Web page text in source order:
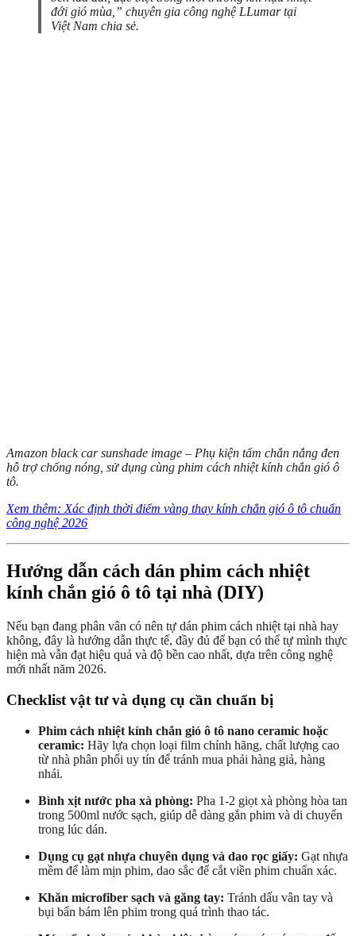
đới gió mùa,” chuyên gia công nghệ LLumar tại
Việt Nam chia sẻ.
Amazon black car sunshade image – Phụ kiện tấm chắn nắng đen
hỗ trợ chống nóng, sử dụng cùng phim cách nhiệt kính chắn gió ô
tô.
Xem thêm: Xác định thời điểm vàng thay kính chắn gió ô tô chuẩn
công nghệ 2026
Hướng dẫn cách dán phim cách nhiệt
kính chắn gió ô tô tại nhà (DIY)
Nếu bạn đang phân vân có nên tự dán phim cách nhiệt tại nhà hay
không, đây là hướng dẫn thực tế, đầy đủ để bạn có thể tự mình thực
hiện mà vẫn đạt hiệu quả và độ bền cao nhất, dựa trên công nghệ
mới nhất năm 2026.
Checklist vật tư và dụng cụ cần chuẩn bị
Phim cách nhiệt kính chắn gió ô tô nano ceramic hoặc
ceramic: Hãy lựa chọn loại film chính hãng, chất lượng cao
từ nhà phân phối uy tín để tránh mua phải hàng giả, hàng
nhái.
Bình xịt nước pha xà phòng: Pha 1-2 giọt xà phòng hòa tan
trong 500ml nước sạch, giúp dễ dàng gắn phim và di chuyển
trong lúc dán.
Dụng cụ gạt nhựa chuyên dụng và dao rọc giấy: Gạt nhựa
mềm để làm mịn phim, dao sắc để cắt viền phim chuẩn xác.
Khăn microfiber sạch và găng tay: Tránh dấu vân tay và
bụi bẩn bám lên phim trong quá trình thao tác.